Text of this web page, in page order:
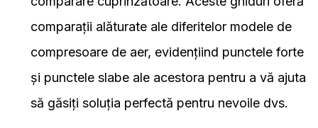
comparații alăturate ale diferitelor modele de
compresoare de aer, evidențiind punctele forte
și punctele slabe ale acestora pentru a vă ajuta
să găsiți soluția perfectă pentru nevoile dvs.